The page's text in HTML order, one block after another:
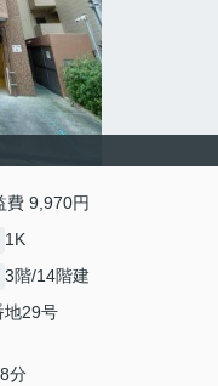
費 9,970円
1K
3階/14階建
地29号
分